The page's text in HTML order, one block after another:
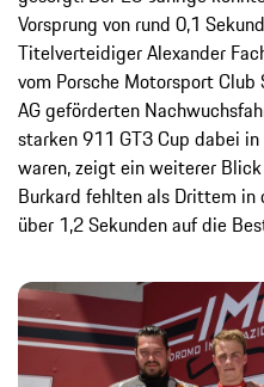
Vorsprung von rund 0,1
Titelverteidiger Alexander
vom Porsche Motorsport Club
AG geförderten
starken 911 GT3 Cup dabei
waren, zeigt ein weiterer
Burkard fehlten als Drittem
über 1,2 Sekunden auf die